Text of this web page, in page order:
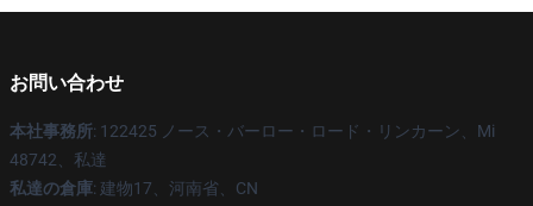
お問い合わせ
本社事務所: 122425 ノース・バーロー・ロード・リンカーン、Mi
48742、私達
私達の倉庫: 建物17、河南省、CN